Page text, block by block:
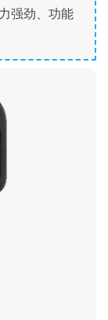
强劲、功能